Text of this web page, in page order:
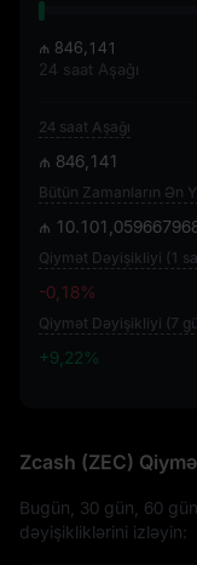
₼ 846,141
24 saat Aşağı
24 saat Aşağı
₼ 846,141
Bütün Zamanların Ən
₼
Qiymət Dəyişikliyi (1
-0,18%
Qiymət Dəyişikliyi (7
+9,22%
Zcash (ZEC)
Bugün, 30 gün, 60
dəyişikliklərini izləyin: